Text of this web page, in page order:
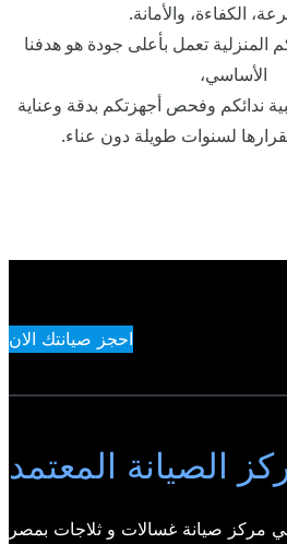
الكفاءة، والأمانة.
المنزلية تعمل بأعلى جودة هو هدفنا
الأساسي،
ندائكم وفحص أجهزتكم بدقة وعناية
لسنوات طويلة دون عناء.
احجز صيانتك الان
الصيانة المعتمد
مركز صيانة غسالات و ثلاجات بمصر